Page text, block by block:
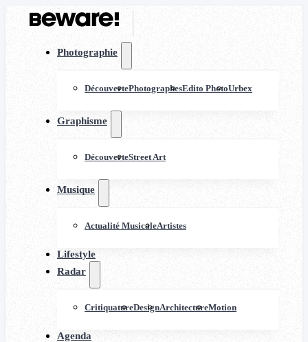
Photographie
DécouvertePhotographesEdito PhotoUrbex
Graphisme
DécouverteStreet Art
Musique
Actualité MusicaleArtistes
Lifestyle
Radar
CritiquatureDesignArchitectureMotion
Agenda